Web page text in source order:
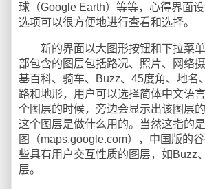
球（Google Earth）等等，心得界面
选项可以很方便地进行查看和选择。
新的界面以大图形按钮和下拉菜单
部包含的图层包括路况、照片、网络
基百科、骑车、Buzz、45度角、地名
路和地形，用户可以选择简体中文语
个图层的时候，旁边会显示出该图层
这个图层是做什么用的。当然这指的
图（maps.google.com），中国版的
些具有用户交互性质的图层，如Buzz
层。